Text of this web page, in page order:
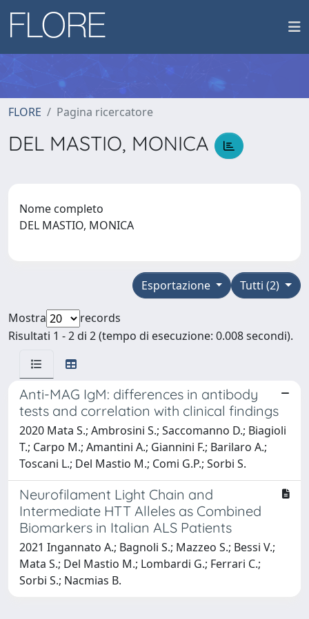
FLORE Pagina ricercatore
DEL MASTIO, MONICA
Nome completo
DEL MASTIO, MONICA
Tutti (2)
Esportazione
Mostra
records
Risultati 1 - 2 di 2 (tempo di esecuzione: 0.008 secondi).
Anti-MAG IgM: differences in antibody
tests and correlation with clinical findings
2020 Mata S.; Ambrosini S.; Saccomanno D.; Biagioli
T.; Carpo M.; Amantini A.; Giannini F.; Barilaro A.;
Toscani L.; Del Mastio M.; Comi G.P.; Sorbi S.
Neurofilament Light Chain and
Intermediate HTT Alleles as Combined
Biomarkers in Italian ALS Patients
2021 Ingannato A.; Bagnoli S.; Mazzeo S.; Bessi V.;
Mata S.; Del Mastio M.; Lombardi G.; Ferrari C.;
Sorbi S.; Nacmias B.